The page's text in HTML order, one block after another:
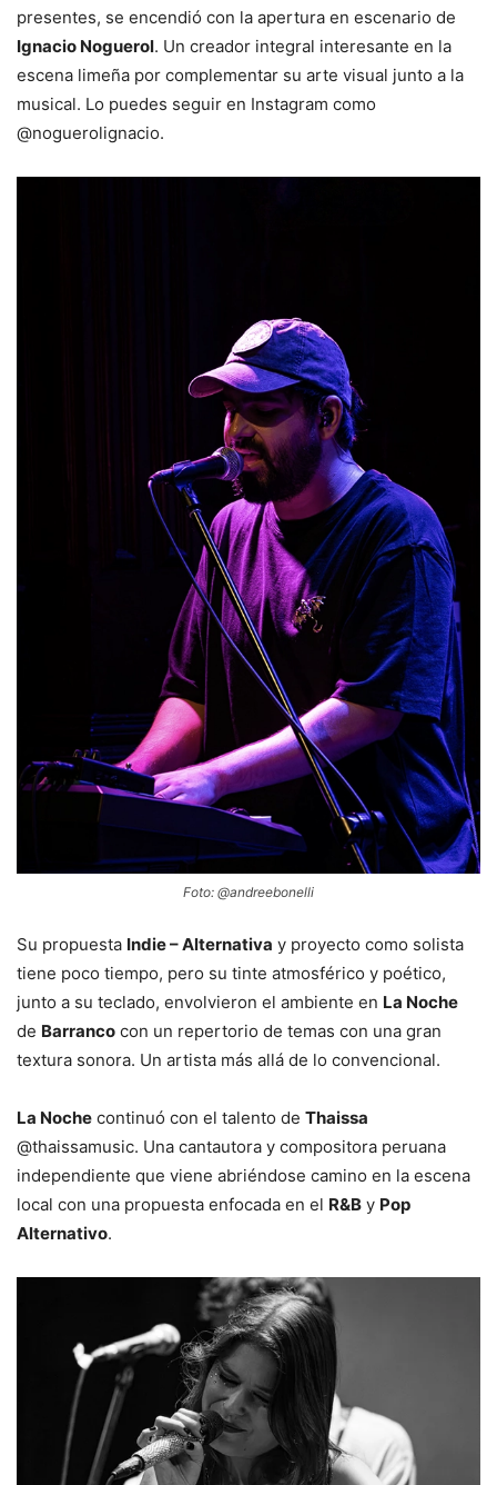
presentes, se encendió con la apertura en escenario de
Ignacio Noguerol. Un creador integral interesante en la
escena limeña por complementar su arte visual junto a la
musical. Lo puedes seguir en Instagram como
@noguerolignacio.
Foto: @andreebonelli
Su propuesta Indie – Alternativa y proyecto como solista
tiene poco tiempo, pero su tinte atmosférico y poético,
junto a su teclado, envolvieron el ambiente en La Noche
de Barranco con un repertorio de temas con una gran
textura sonora. Un artista más allá de lo convencional.
La Noche continuó con el talento de Thaissa
@thaissamusic. Una cantautora y compositora peruana
independiente que viene abriéndose camino en la escena
local con una propuesta enfocada en el R&B y Pop
Alternativo.